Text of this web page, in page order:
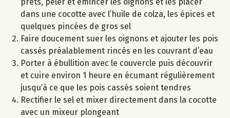
dans une cocotte avec l’huile de colza, les épices et
quelques pincées de gros sel
Faire doucement suer les oignons et ajouter les pois
cassés préalablement rincés en les couvrant d’eau
Porter à ébullition avec le couvercle puis découvrir
et cuire environ 1 heure en écumant régulièrement
jusqu’à ce que les pois cassés soient tendres
Rectifier le sel et mixer directement dans la cocotte
avec un mixeur plongeant